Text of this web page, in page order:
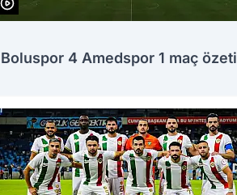
Boluspor 4 Amedspor 1 maç özeti